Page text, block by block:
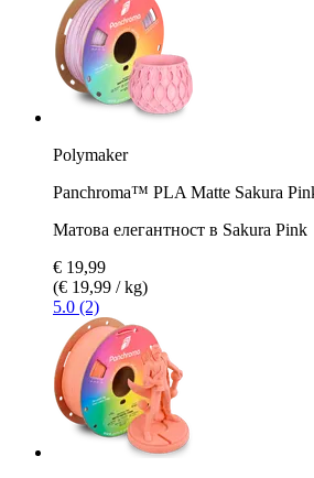
Polymaker
Panchroma™ PLA Matte Sakura
Матова елегантност в Sakura Pink
€ 19,99
(€ 19,99 / kg)
5.0 (2)